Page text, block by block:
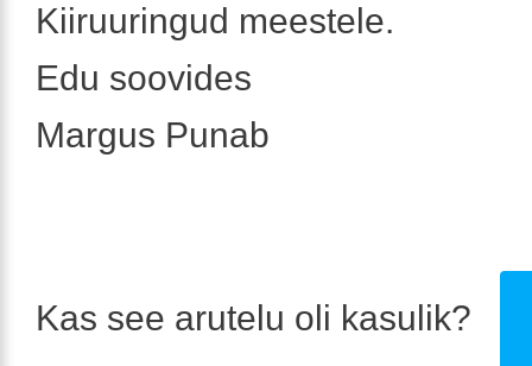
Kiiruuringud meestele.
Edu soovides
Margus Punab
Kas see arutelu oli kasulik?